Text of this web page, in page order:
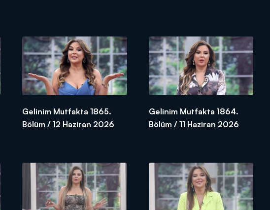
Gelinim Mutfakta 1865.
Bölüm / 12 Haziran 2026
Gelinim Mutfakta 1864.
Bölüm / 11 Haziran 2026